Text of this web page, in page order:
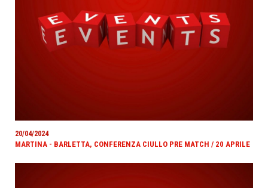
20/04/2024
MARTINA - BARLETTA, CONFERENZA CIULLO PRE MATCH / 20 APRILE